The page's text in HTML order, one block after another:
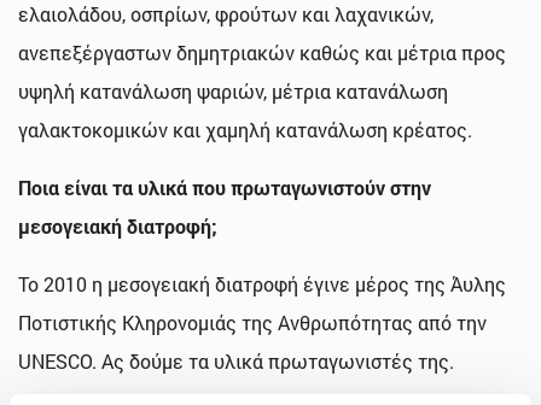
ελαιολάδου, οσπρίων, φρούτων και λαχανικών,
ανεπεξέργαστων δημητριακών καθώς και μέτρια προς
υψηλή κατανάλωση ψαριών, μέτρια κατανάλωση
γαλακτοκομικών και χαμηλή κατανάλωση κρέατος.
Ποια είναι τα υλικά που πρωταγωνιστούν στην
μεσογειακή διατροφή;
Το 2010 η μεσογειακή διατροφή έγινε μέρος της Άυλης
Ποτιστικής Κληρονομιάς της Ανθρωπότητας από την
UNESCO. Ας δούμε τα υλικά πρωταγωνιστές της.